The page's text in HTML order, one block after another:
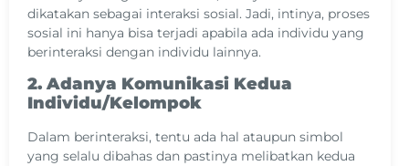
dikatakan sebagai interaksi sosial. Jadi, intinya, proses
sosial ini hanya bisa terjadi apabila ada individu yang
berinteraksi dengan individu lainnya.
2. Adanya Komunikasi Kedua
Individu/Kelompok
Dalam berinteraksi, tentu ada hal ataupun simbol
yang selalu dibahas dan pastinya melibatkan kedua